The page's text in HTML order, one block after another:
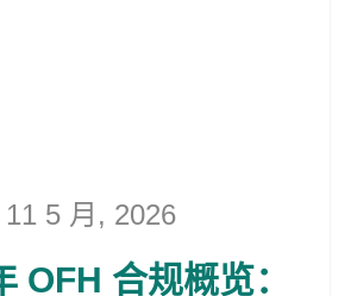
11 5 月, 2026
OFH 合规概览：